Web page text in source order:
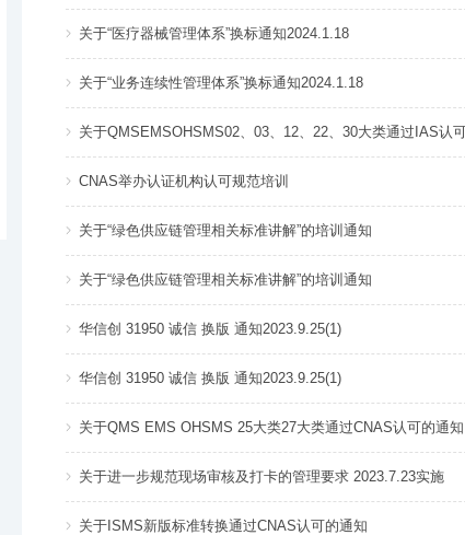
关于“医疗器械管理体系”换标通知2024.1.18
关于“业务连续性管理体系”换标通知2024.1.18
关于QMSEMSOHSMS02、03、12、22、30大类通过IAS认
CNAS举办认证机构认可规范培训
关于“绿色供应链管理相关标准讲解”的培训通知
关于“绿色供应链管理相关标准讲解”的培训通知
华信创 31950 诚信 换版 通知2023.9.25(1)
华信创 31950 诚信 换版 通知2023.9.25(1)
关于QMS EMS OHSMS 25大类27大类通过CNAS认可的通知
关于进一步规范现场审核及打卡的管理要求 2023.7.23实施
关于ISMS新版标准转换通过CNAS认可的通知